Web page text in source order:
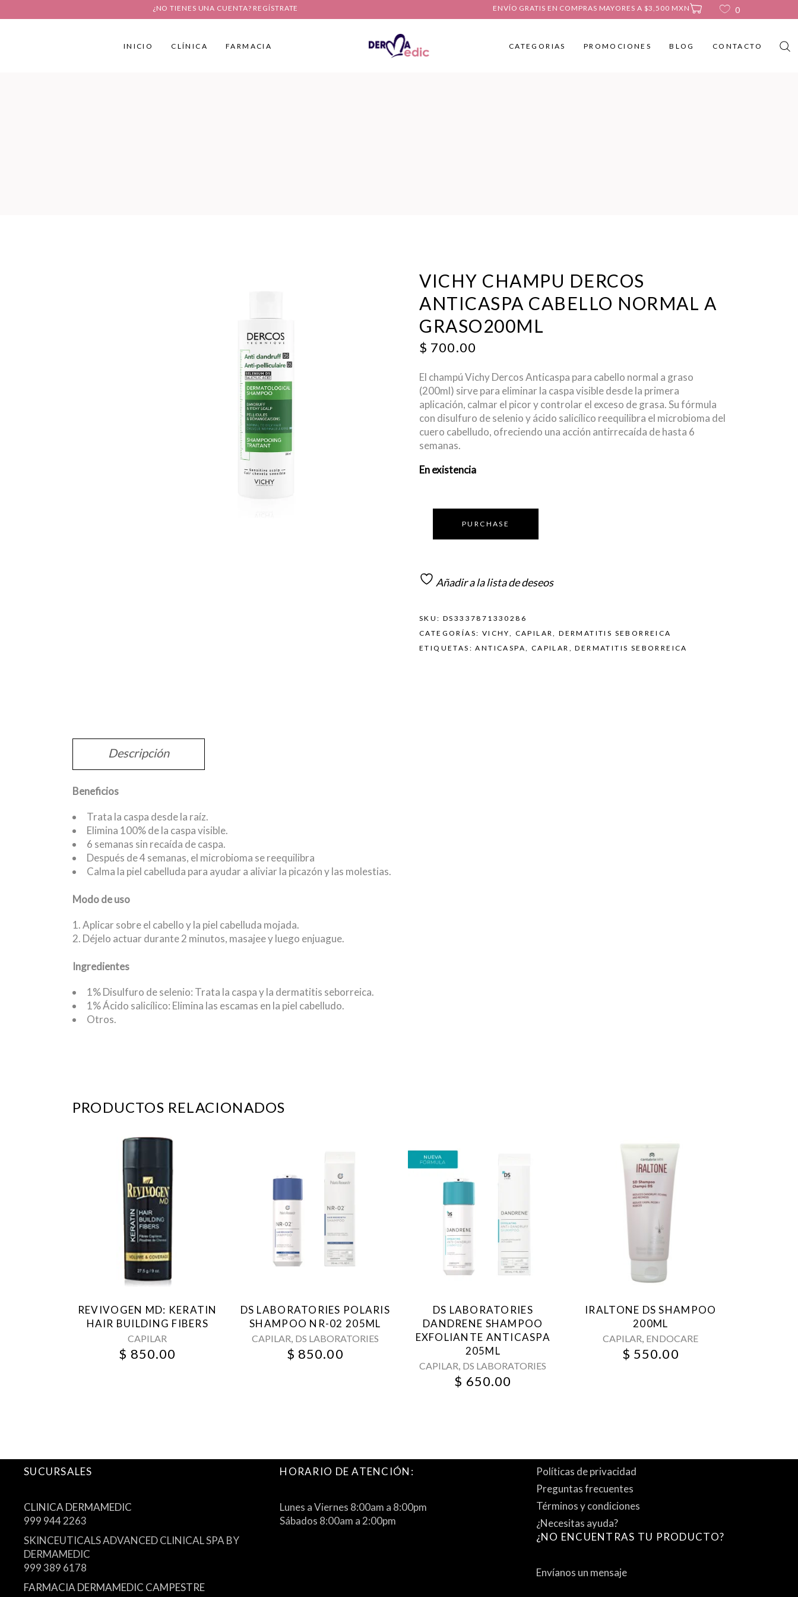
¿NO TIENES UNA CUENTA? REGÍSTRATE ENVÍO GRATIS EN COMPRAS MAYORES A $3,500 MXN
No products in the cart.
0
INICIO CLÍNICA FARMACIA CATEGORIAS PROMOCIONES BLOG CONTACTO
VICHY CHAMPU DERCOS
ANTICASPA CABELLO NORMAL A
GRASO200ML
$ 700.00
El champú Vichy Dercos Anticaspa para cabello normal a graso
(200ml) sirve para eliminar la caspa visible desde la primera
aplicación, calmar el picor y controlar el exceso de grasa. Su fórmula
con disulfuro de selenio y ácido salicílico reequilibra el microbioma del
cuero cabelludo, ofreciendo una acción antirrecaída de hasta 6
semanas.
En existencia
PURCHASE
Añadir a la lista de deseos
SKU: DS3337871330286
CATEGORÍAS: VICHY, CAPILAR,DERMATITIS SEBORREICA
ETIQUETAS:ANTICASPA, CAPILAR ,DERMATITIS SEBORREICA
Descripción
Beneficios
Trata la caspa desde la raíz.
Elimina 100% de la caspa visible.
6 semanas sin recaída de caspa.
Después de 4 semanas, el microbioma se reequilibra
Calma la piel cabelluda para ayudar a aliviar la picazón y las molestias.
Modo de uso
Aplicar sobre el cabello y la piel cabelluda mojada.
Déjelo actuar durante 2 minutos, masajee y luego enjuague.
Ingredientes
1% Disulfuro de selenio: Trata la caspa y la dermatitis seborreica.
1% Ácido salicílico: Elimina las escamas en la piel cabelludo.
Otros.
PRODUCTOS RELACIONADOS
Este
producto
tiene
variantes.
Las
opciones
pueden
elegir
en
la
REVIVOGEN MD: KERATIN
HAIR BUILDING FIBERS
CAPILAR
$ 850.00
DS LABORATORIES POLARIS
SHAMPOO NR-02 205ML
CAPILAR, DS LABORATORIES
$ 850.00
DS LABORATORIES
DANDRENE SHAMPOO
EXFOLIANTE ANTICASPA
205ML
CAPILAR, DS LABORATORIES
$ 650.00
IRALTONE DS SHAMPOO
200ML
CAPILAR, ENDOCARE
$ 550.00
SUCURSALES
CLINICA DERMAMEDIC
999 944 2263
SKINCEUTICALS ADVANCED CLINICAL SPA BY
DERMAMEDIC
999 389 6178
FARMACIA DERMAMEDIC CAMPESTRE
HORARIO DE ATENCIÓN:
Lunes a Viernes 8:00am a 8:00pm
Sábados 8:00am a 2:00pm
Políticas de privacidad
Preguntas frecuentes
Términos y condiciones
¿Necesitas ayuda?
¿NO ENCUENTRAS TU PRODUCTO?
Envíanos un mensaje